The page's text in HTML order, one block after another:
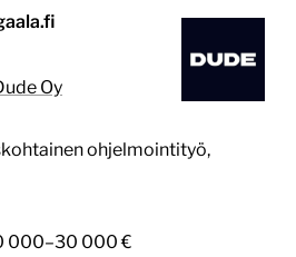
Oy
ohjelmointityö,
000–30 000 €